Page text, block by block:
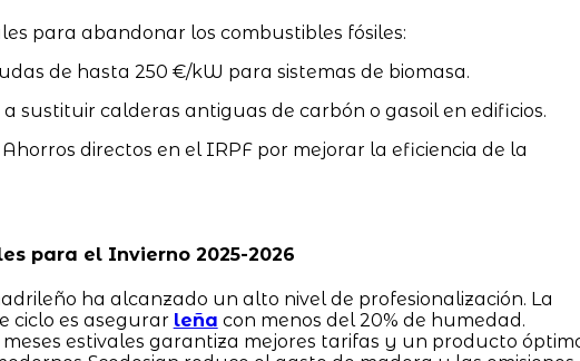
para abandonar los combustibles fósiles:
de hasta 250 €/kW para sistemas de biomasa.
sustituir calderas antiguas de carbón o gasoil en edificios.
directos en el IRPF por mejorar la eficiencia de la
para el Invierno 2025-2026
ha alcanzado un alto nivel de profesionalización. La
ciclo es asegurar leña con menos del 20% de humedad.
estivales garantiza mejores tarifas y un producto